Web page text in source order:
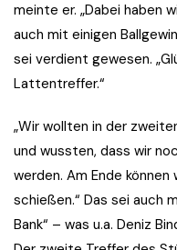
meinte er. „Dabei haben
auch mit einigen
sei verdient gewesen.
Lattentreffer.“
„Wir wollten in der
und wussten, dass wir
werden. Am Ende
schießen.“ Das sei auch
Bank“ – was u.a. Deniz